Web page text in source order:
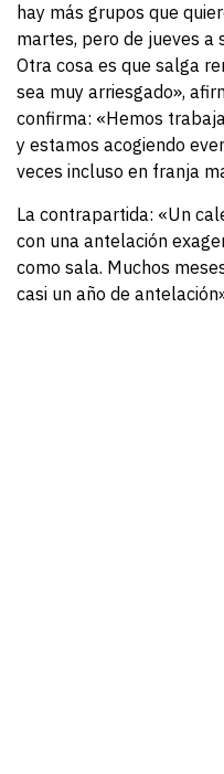
hay más grupos que
martes, pero de jueves a
Otra cosa es que salga
sea muy arriesgado»,
confirma: «Hemos
y estamos acogiendo
veces incluso en franja
La contrapartida: «Un
con una antelación
como sala. Muchos
casi un año de